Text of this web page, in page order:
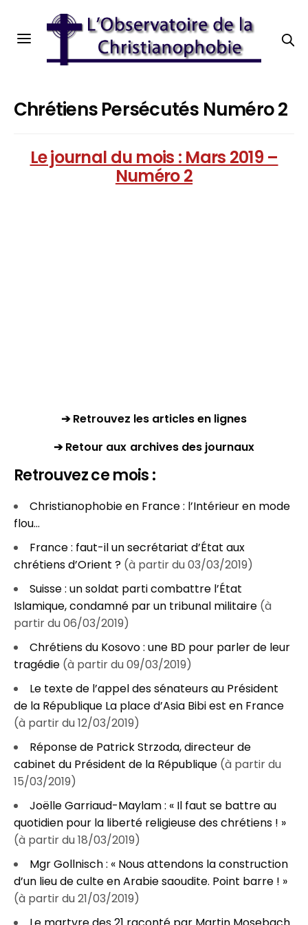
Chrétiens Persécutés Numéro 2
Le journal du mois : Mars 2019 –
Numéro 2
➔ Retrouvez les articles en lignes
➔ Retour aux archives des journaux
Retrouvez ce mois :
Christianophobie en France : l’Intérieur en mode
flou…
France : faut-il un secrétariat d’État aux
chrétiens d’Orient ? (à partir du 03/03/2019)
Suisse : un soldat parti combattre l’État
Islamique, condamné par un tribunal militaire (à
partir du 06/03/2019)
Chrétiens du Kosovo : une BD pour parler de leur
tragédie (à partir du 09/03/2019)
Le texte de l’appel des sénateurs au Président
de la République La place d’Asia Bibi est en France
(à partir du 12/03/2019)
Réponse de Patrick Strzoda, directeur de
cabinet du Président de la République (à partir du
15/03/2019)
Joëlle Garriaud-Maylam : « Il faut se battre au
quotidien pour la liberté religieuse des chrétiens ! »
(à partir du 18/03/2019)
Mgr Gollnisch : « Nous attendons la construction
d’un lieu de culte en Arabie saoudite. Point barre ! »
(à partir du 21/03/2019)